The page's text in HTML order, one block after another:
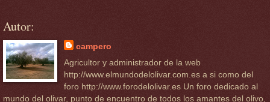
Autor:
campero
Agricultor y administrador de la web
http://www.elmundodelolivar.com.es a si como del
foro http://www.forodelolivar.es Un foro dedicado al
mundo del olivar, punto de encuentro de todos los amantes del olivo,